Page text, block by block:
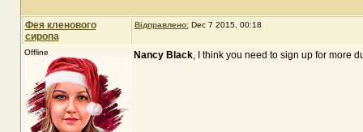
Фея кленового
сиропа
Відправлено: Dec 7 2015, 00:18
Offline Nancy Black, I think you need to sign up for more